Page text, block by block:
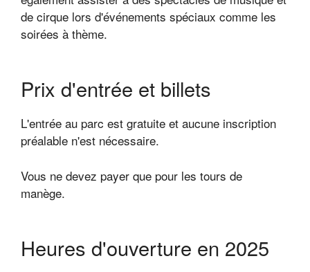
de cirque lors d'événements spéciaux comme les
soirées à thème.
Prix d'entrée et billets
L'entrée au parc est gratuite et aucune inscription
préalable n'est nécessaire.
Vous ne devez payer que pour les tours de
manège.
Heures d'ouverture en 2025